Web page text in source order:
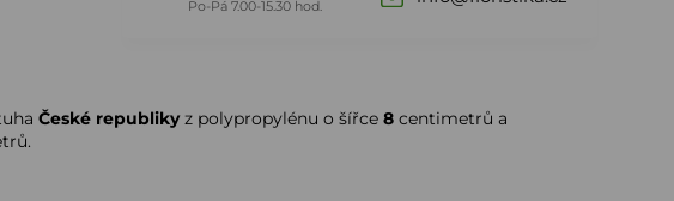
České republikyz polypropylénu o šířce 8 centimetrů a
Po-Pá 7.00-15.30 hod.